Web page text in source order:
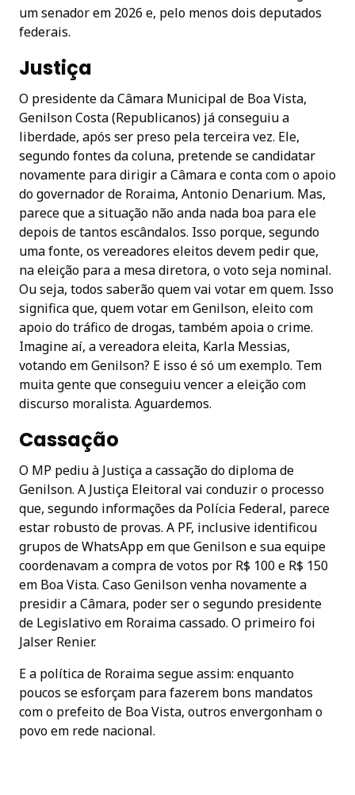
um senador em 2026 e, pelo menos dois deputados
federais.
Justiça
O presidente da Câmara Municipal de Boa Vista,
Genilson Costa (Republicanos) já conseguiu a
liberdade, após ser preso pela terceira vez. Ele,
segundo fontes da coluna, pretende se candidatar
novamente para dirigir a Câmara e conta com o apoio
do governador de Roraima, Antonio Denarium. Mas,
parece que a situação não anda nada boa para ele
depois de tantos escândalos. Isso porque, segundo
uma fonte, os vereadores eleitos devem pedir que,
na eleição para a mesa diretora, o voto seja nominal.
Ou seja, todos saberão quem vai votar em quem. Isso
significa que, quem votar em Genilson, eleito com
apoio do tráfico de drogas, também apoia o crime.
Imagine aí, a vereadora eleita, Karla Messias,
votando em Genilson? E isso é só um exemplo. Tem
muita gente que conseguiu vencer a eleição com
discurso moralista. Aguardemos.
Cassação
O MP pediu à Justiça a cassação do diploma de
Genilson. A Justiça Eleitoral vai conduzir o processo
que, segundo informações da Polícia Federal, parece
estar robusto de provas. A PF, inclusive identificou
grupos de WhatsApp em que Genilson e sua equipe
coordenavam a compra de votos por R$ 100 e R$ 150
em Boa Vista. Caso Genilson venha novamente a
presidir a Câmara, poder ser o segundo presidente
de Legislativo em Roraima cassado. O primeiro foi
Jalser Renier.
E a política de Roraima segue assim: enquanto
poucos se esforçam para fazerem bons mandatos
com o prefeito de Boa Vista, outros envergonham o
povo em rede nacional.